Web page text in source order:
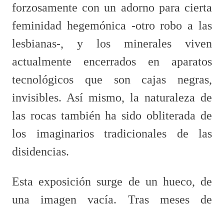
forzosamente con un adorno para cierta
feminidad hegemónica -otro robo a las
lesbianas-, y los minerales viven
actualmente encerrados en aparatos
tecnológicos que son cajas negras,
invisibles. Así mismo, la naturaleza de
las rocas también ha sido obliterada de
los imaginarios tradicionales de las
disidencias.
Esta exposición surge de un hueco, de
una imagen vacía. Tras meses de